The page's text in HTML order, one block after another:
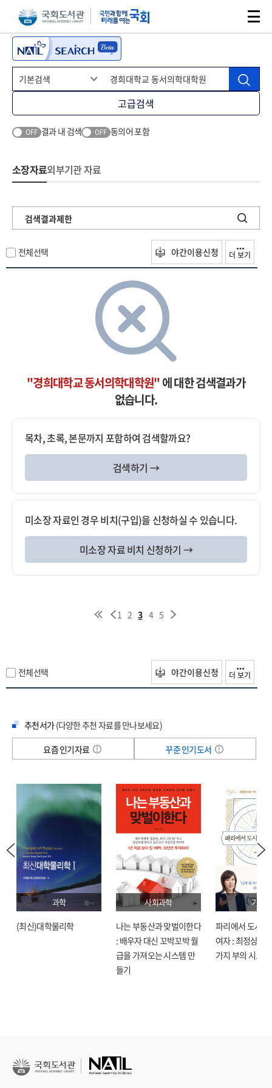
본문 바로가기주메뉴 바로가기
고급검색
OFF 결과 내 검색 OFF 동의어 포함
소장자료외부기관 자료
검색결과제한
전체선택 야간이용신청 더 보기
"경희대학교 동서의학대학원"에 대한 검색결과가
없습니다.
목차, 초록, 본문까지 포함하여 검색할까요?
검색하기 →
미소장 자료인 경우 비치(구입)을 신청하실 수 있습니다.
미소장 자료 비치 신청하기 →
1 2 3 4 5
전체선택 야간이용신청 더 보기
추천서가(다양한 추천 자료를 만나보세요)
요즘 인기자료
꾸준 인기도서
과학
(최신)대학물리학
사회과학
나는 부동산과 맞벌이한다
: 배우자 대신 꼬박꼬박 월
급을 가져오는 시스템 만
들기
기술
파리에서 도시락
여자 : 최정상으
가지 부의 시크릿